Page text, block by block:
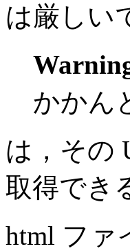
は厳しい
かかん
は，その
取得でき
html ファ